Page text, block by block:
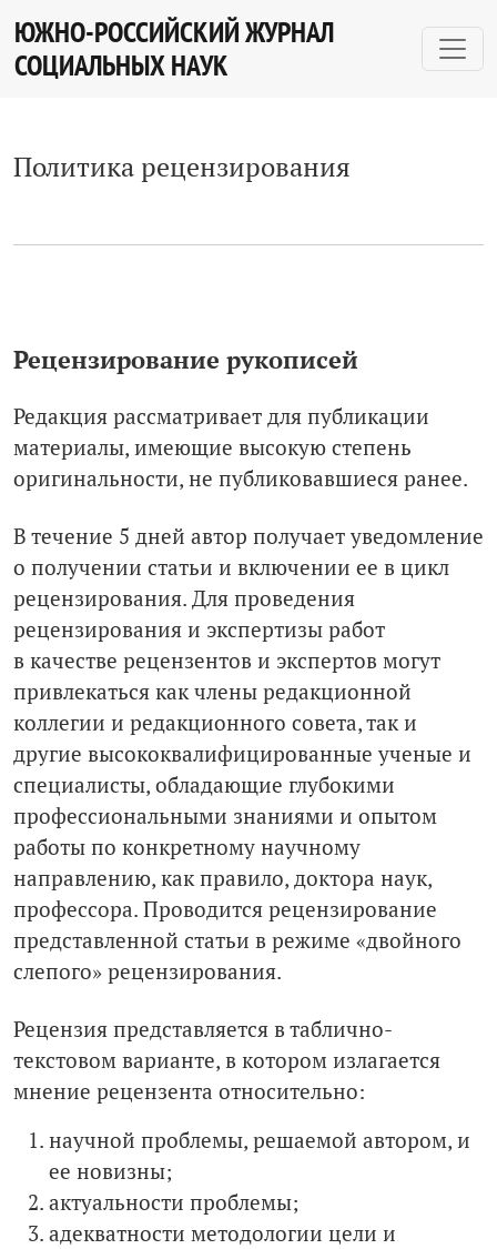
Политика рецензирования
ЮЖНО-РОССИЙСКИЙ ЖУРНАЛ
СОЦИАЛЬНЫХ НАУК
Политика рецензирования
Рецензирование рукописей
Редакция рассматривает для публикации
материалы, имеющие высокую степень
оригинальности, не публиковавшиеся ранее.
В течение 5 дней автор получает уведомление
о получении статьи и включении ее в цикл
рецензирования. Для проведения
рецензирования и экспертизы работ
в качестве рецензентов и экспертов могут
привлекаться как члены редакционной
коллегии и редакционного совета, так и
другие высококвалифицированные ученые и
специалисты, обладающие глубокими
профессиональными знаниями и опытом
работы по конкретному научному
направлению, как правило, доктора наук,
профессора. Проводится рецензирование
представленной статьи в режиме «двойного
слепого» рецензирования.
Рецензия представляется в таблично-
текстовом варианте, в котором излагается
мнение рецензента относительно:
научной проблемы, решаемой автором, и
ее новизны;
актуальности проблемы;
адекватности методологии цели и